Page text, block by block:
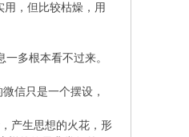
，但比较枯燥，用
多根本看不过来。
信只是一个摆设，
产生思想的火花，形